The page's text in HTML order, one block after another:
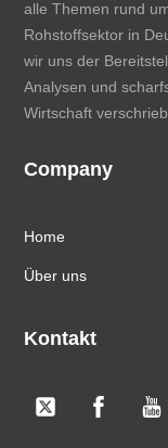
alle Themen rund
Rohstoffsektor in
wir uns der
Analysen und
Wirtschaft
Company
Home
Über uns
Kontakt
Twitter